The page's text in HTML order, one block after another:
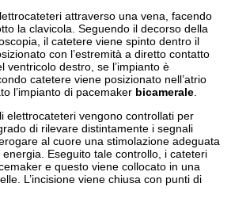
attraverso una vena, facendo
la clavicola. Seguendo il decorso della
il catetere viene spinto dentro il
con l’estremità a diretto contatto
ventricolo destro, se l’impianto è
catetere viene posizionato nell’atrio
l’impianto di pacemaker bicamerale
elettrocateteri vengono controllati per
di rilevare distintamente i segnali
al cuore una stimolazione adeguata
Eseguito tale controllo, i cateteri
e questo viene collocato in una
L’incisione viene chiusa con punti di